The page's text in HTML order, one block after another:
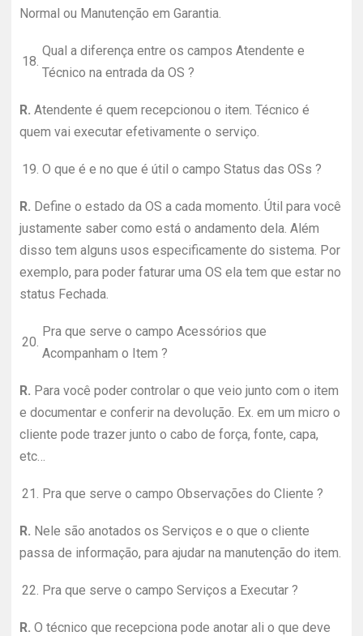
Normal ou Manutenção em Garantia.
18.
Qual a diferença entre os campos Atendente e
Técnico na entrada da OS ?
R. Atendente é quem recepcionou o item. Técnico é
quem vai executar efetivamente o serviço.
19. O que é e no que é útil o campo Status das OSs ?
R. Define o estado da OS a cada momento. Útil para você
justamente saber como está o andamento dela. Além
disso tem alguns usos especificamente do sistema. Por
exemplo, para poder faturar uma OS ela tem que estar no
status Fechada.
20.
Pra que serve o campo Acessórios que
Acompanham o Item ?
R. Para você poder controlar o que veio junto com o item
e documentar e conferir na devolução. Ex. em um micro o
cliente pode trazer junto o cabo de força, fonte, capa,
etc…
21. Pra que serve o campo Observações do Cliente ?
R. Nele são anotados os Serviços e o que o cliente
passa de informação, para ajudar na manutenção do item.
22. Pra que serve o campo Serviços a Executar ?
R. O técnico que recepciona pode anotar ali o que deve